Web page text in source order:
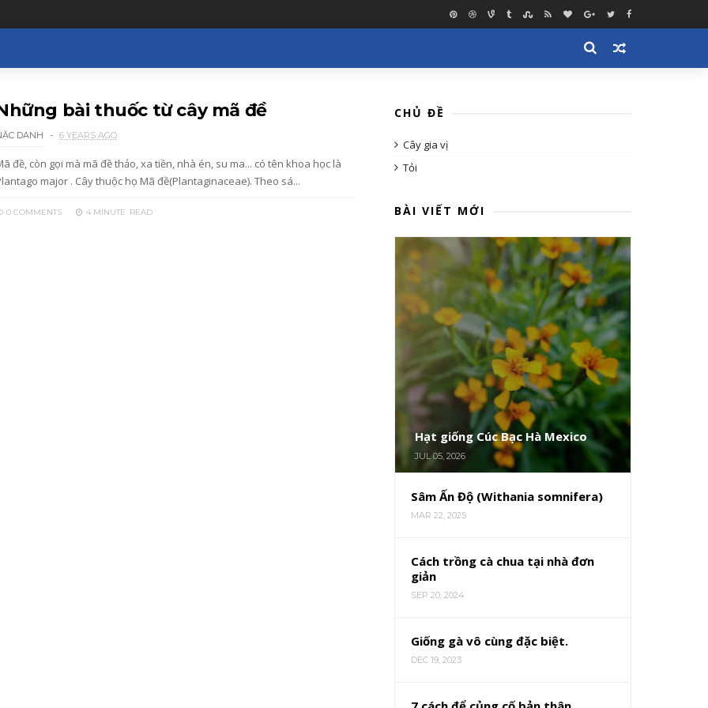
bài thuốc từ cây mã đề
DANH 6 YEARS AGO
đề, còn gọi mà mã đề thảo, xa tiền, nhà én, su ma... có tên khoa học là
major . Cây thuộc họ Mã đề(Plantaginaceae). Theo sá...
0 COMMENTS 4 MINUTE READ
CHỦ ĐỀ
Cây gia vị
Tỏi
BÀI VIẾT MỚI
Hạt giống Cúc Bạc Hà Mexico
JUL 05, 2026
Sâm Ấn Độ (Withania somnifera)
MAR 22, 2025
Cách trồng cà chua tại nhà đơn
giản
SEP 20, 2024
Giống gà vô cùng đặc biệt.
DEC 19, 2023